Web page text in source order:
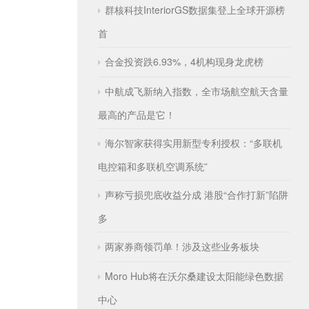
群核科技InteriorGS数据集登上全球开源榜
首
合金投资跌6.93%，4机构现身龙虎榜
中航成飞新纳入指数，全市场航空航天含量
最高的产品是它！
海尔智家获得实用新型专利授权：“多联机
电控箱和多联机空调系统”
声称亏损兜底收益分成 港股“合作打新”陷阱
多
两家券商领罚单！涉及这些业务板块
Moro Hub将在沃尔桑建设太阳能绿色数据
中心